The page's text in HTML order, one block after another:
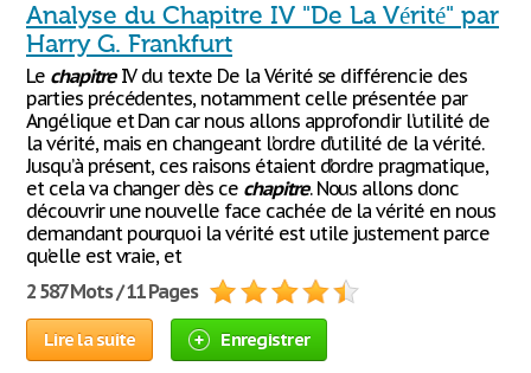
Analyse du Chapitre IV "De La Vérité" par
Harry G. Frankfurt
Le chapitreIV du texte De la Vérité se différencie des
parties précédentes, notamment celle présentée par
Angélique et Dan car nous allons approfondir l’utilité de
la vérité, mais en changeant l’ordre d’utilité de la vérité.
Jusqu’à présent, ces raisons étaient d’ordre pragmatique,
et cela va changer dès ce chapitre. Nous allons donc
découvrir une nouvelle face cachée de la vérité en nous
demandant pourquoi la vérité est utile justement parce
qu’elle est vraie, et
2 587 Mots / 11 Pages
Lire la suite Enregistrer